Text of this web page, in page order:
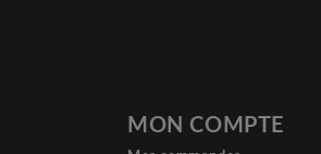
MON COMPTE